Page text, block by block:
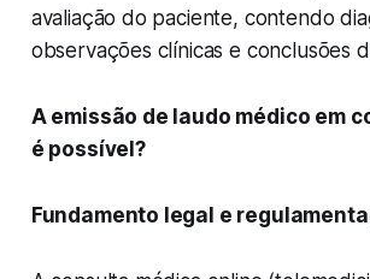
avaliação do paciente, contendo
observações clínicas e conclusões
A emissão de laudo médico em
é possível?
Fundamento legal e